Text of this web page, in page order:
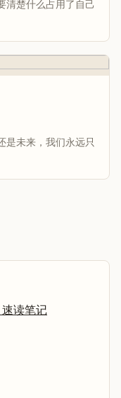
清楚什么占用了自己
是未来，我们永远只
速读笔记